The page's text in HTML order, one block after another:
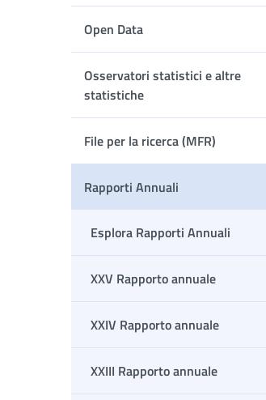
Apri sottomenu
Open Data
Apri sottomenu
Osservatori statistici e altre
statistiche
Apri sottomenu
File per la ricerca (MFR)
Rapporti Annuali
Apri sottomenu
Esplora Rapporti Annuali
XXV Rapporto annuale
XXIV Rapporto annuale
XXIII Rapporto annuale